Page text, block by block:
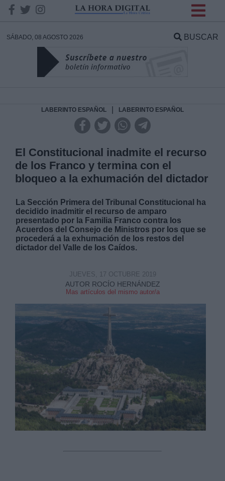
SÁBADO, 08 AGOSTO 2026 BUSCAR
LABERINTO ESPAÑOL LABERINTO ESPAÑOL
El Constitucional inadmite el recurso
de los Franco y termina con el
bloqueo a la exhumación del dictador
La Sección Primera del Tribunal Constitucional ha
decidido inadmitir el recurso de amparo
presentado por la Familia Franco contra los
Acuerdos del Consejo de Ministros por los que se
procederá a la exhumación de los restos del
dictador del Valle de los Caídos.
AUTOR ROCÍO HERNÁNDEZ
Mas artículos del mismo autor/a
JUEVES, 17 OCTUBRE 2019
DATOS
Responsable:
Legitimación:
Destinatarios:
link